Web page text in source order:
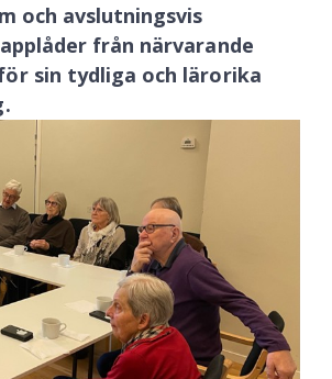
och avslutningsvis
från närvarande
sin tydliga och lärorika